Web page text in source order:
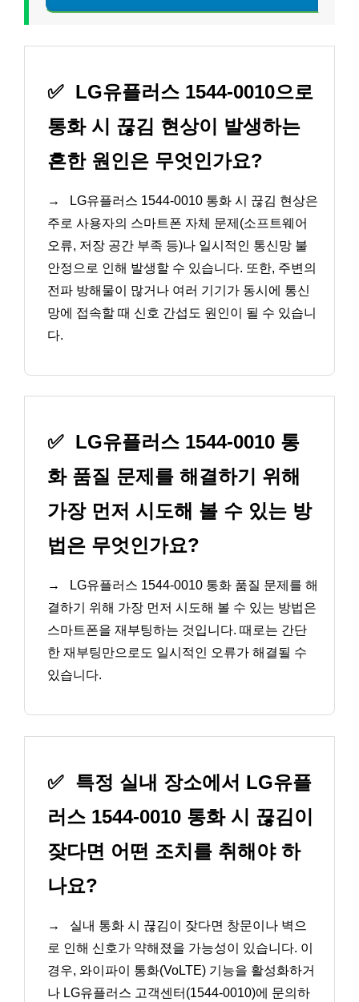
✅ LG유플러스 1544-0010으로
통화 시 끊김 현상이 발생하는
흔한 원인은 무엇인가요?
→
LG유플러스 1544-0010 통화 시 끊김 현상은
주로 사용자의 스마트폰 자체 문제(소프트웨어
오류, 저장 공간 부족 등)나 일시적인 통신망 불
안정으로 인해 발생할 수 있습니다. 또한, 주변의
전파 방해물이 많거나 여러 기기가 동시에 통신
망에 접속할 때 신호 간섭도 원인이 될 수 있습니
다.
✅ LG유플러스 1544-0010 통
화 품질 문제를 해결하기 위해
가장 먼저 시도해 볼 수 있는 방
법은 무엇인가요?
→
LG유플러스 1544-0010 통화 품질 문제를 해
결하기 위해 가장 먼저 시도해 볼 수 있는 방법은
스마트폰을 재부팅하는 것입니다. 때로는 간단
한 재부팅만으로도 일시적인 오류가 해결될 수
있습니다.
✅ 특정 실내 장소에서 LG유플
러스 1544-0010 통화 시 끊김이
잦다면 어떤 조치를 취해야 하
나요?
→
실내 통화 시 끊김이 잦다면 창문이나 벽으
로 인해 신호가 약해졌을 가능성이 있습니다. 이
경우, 와이파이 통화(VoLTE) 기능을 활성화하거
나 LG유플러스 고객센터(1544-0010)에 문의하